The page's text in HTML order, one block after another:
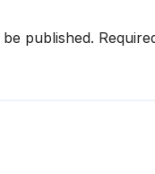
published.